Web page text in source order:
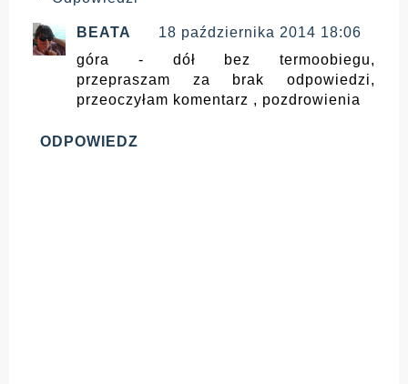
BEATA
18 października 2014 18:06
góra - dół bez termoobiegu,
przepraszam za brak odpowiedzi,
przeoczyłam komentarz , pozdrowienia
ODPOWIEDZ